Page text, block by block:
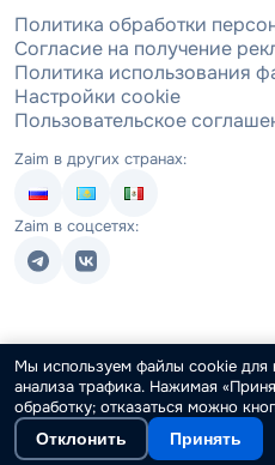
Политика обработки
Согласие на получение
Политика использования
Настройки cookie
Пользовательское
Zaim в других странах:
Zaim в соцсетях:
Мы используем файлы cookie для
анализа трафика. Нажимая
обработку; отказаться можно
Отклонить Принять